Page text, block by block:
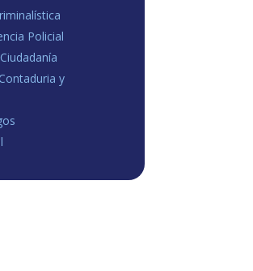
Policial
y